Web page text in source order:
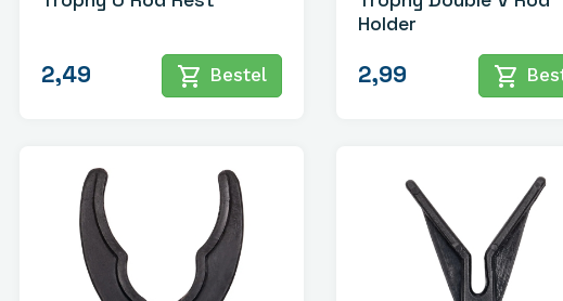
2,49 shopping_cart Bestel
Holder
2,99 shopping_cart